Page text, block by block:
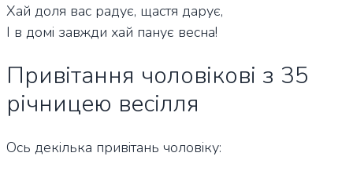
Хай доля вас радує, щастя дарує,
І в домі завжди хай панує весна!
Привітання чоловікові з 35
річницею весілля
Ось декілька привітань чоловіку: